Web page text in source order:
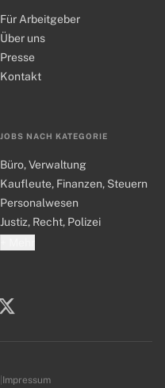
JOBS NACH KATEGORIE
Büro, Verwaltung
Kaufleute, Finanzen, Steuern
Personalwesen
Justiz, Recht, Polizei
Für Arbeitgeber
Über uns
Presse
Kontakt
Impressum